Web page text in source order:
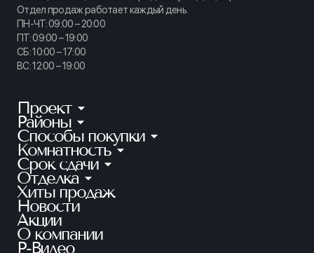
Отдел продаж работает каждый день.
ПН-ЧТ: 09:00 – 20:00
ПТ: 09:00 – 19:00
СБ: 10:00 – 17:00
ВС: 12:00 – 19:00
Проект
КИНОПАРК
ТАЙМ СКВЕР
АУРУМ
ГРАНАТ
ЛАЙНЕРЪ
БЕЛАРТ
АКАДЕМИК
Районы
Калининский
Приморский
Петроградский
Московский
Красносельский
Красногвардейский
Способы покупки
Ипотека
Рассрочка
100% оплата
Квартира в зачет
Субсидии
Материнский капитал
Комнатность
Студии
1-комнатные
2-комнатные
3-комнатные
4+ комнатные
Срок сдачи
Готовые квартиры
Ключи в этом году
2 кв. 2026
1 кв. 2027
Отделка
Без отделки
Предчистовая
Чистовая
Хиты продаж
Новости
Акции
О компании
Р-Видео